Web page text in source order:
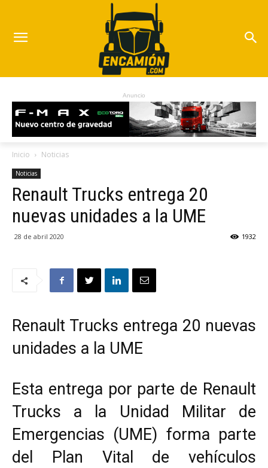
Anuncio
Inicio Noticias
Noticias
Renault Trucks entrega 20
nuevas unidades a la UME
28 de abril 2020 1932
Renault Trucks entrega 20 nuevas
unidades a la UME
Esta entrega por parte de Renault
Trucks a la Unidad Militar de
Emergencias (UME) forma parte
del Plan Vital de vehículos